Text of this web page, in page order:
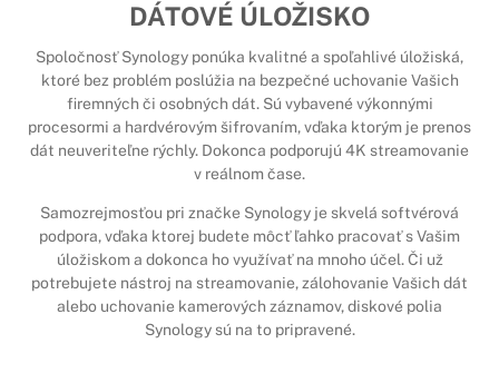
DÁTOVÉ ÚLOŽISKO
Spoločnosť Synology ponúka kvalitné a spoľahlivé úložiská,
ktoré bez problém poslúžia na bezpečné uchovanie Vašich
firemných či osobných dát. Sú vybavené výkonnými
procesormi a hardvérovým šifrovaním, vďaka ktorým je prenos
dát neuveriteľne rýchly. Dokonca podporujú 4K streamovanie
v reálnom čase.
Samozrejmosťou pri značke Synology je skvelá softvérová
podpora, vďaka ktorej budete môcť ľahko pracovať s Vašim
úložiskom a dokonca ho využívať na mnoho účel. Či už
potrebujete nástroj na streamovanie, zálohovanie Vašich dát
alebo uchovanie kamerových záznamov, diskové polia
Synology sú na to pripravené.